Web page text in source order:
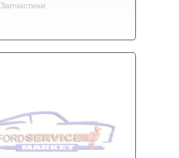
Запчастини